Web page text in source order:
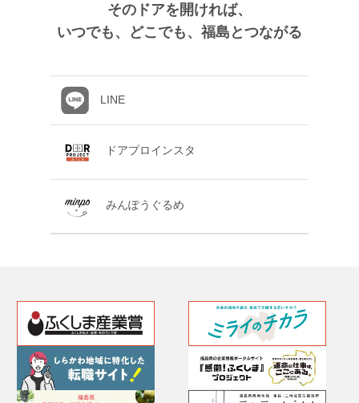
そのドアを開ければ、
いつでも、どこでも、福島とつながる
LINE
ドアプロインスタ
みんぽうぐるめ